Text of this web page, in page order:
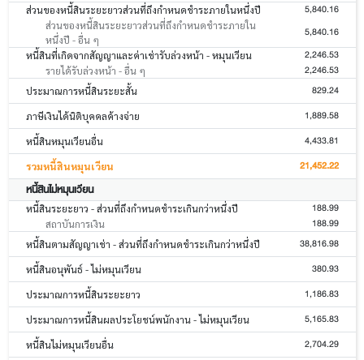
ส่วนของหนี้สินระยะยาวส่วนที่ถึงกำหนดชำระภายในหนึ่งปี 5,840.16
ส่วนของหนี้สินระยะยาวส่วนที่ถึงกำหนดชำระภายใน
หนึ่งปี - อื่น ๆ
5,840.16
หนี้สินที่เกิดจากสัญญาและค่าเช่ารับล่วงหน้า - หมุนเวียน 2,246.53
รายได้รับล่วงหน้า - อื่น ๆ 2,246.53
ประมาณการหนี้สินระยะสั้น 829.24
ภาษีเงินได้นิติบุคคลค้างจ่าย 1,889.58
หนี้สินหมุนเวียนอื่น 4,433.81
รวมหนี้สินหมุนเวียน 21,452.22
หนี้สินไม่หมุนเวียน
หนี้สินระยะยาว - ส่วนที่ถึงกำหนดชำระเกินกว่าหนึ่งปี 188.99
สถาบันการเงิน 188.99
หนี้สินตามสัญญาเช่า - ส่วนที่ถึงกำหนดชำระเกินกว่าหนึ่งปี 38,816.98
หนี้สินอนุพันธ์ - ไม่หมุนเวียน 380.93
ประมาณการหนี้สินระยะยาว 1,186.83
ประมาณการหนี้สินผลประโยชน์พนักงาน - ไม่หมุนเวียน 5,165.83
หนี้สินไม่หมุนเวียนอื่น 2,704.29